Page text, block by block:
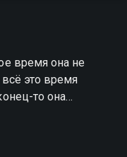
время она не
это время
то она
может жить